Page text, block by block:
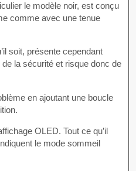
le modèle noir, est conçu
comme avec une tenue
soit, présente cependant
la sécurité et risque donc de
en ajoutant une boucle
OLED. Tout ce qu’il
le mode sommeil